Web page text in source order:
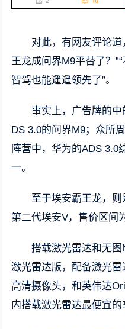
对此，有网友评论
王龙成问界M9平替了？
智驾也能遥遥领先了”。
事实上，广告牌的
DS 3.0的问界M9；众所
阵营中，华为的ADS 3.0
一。
至于埃安霸王龙，
第二代埃安V，售价区间
搭载激光雷达和无
激光雷达版，配备激光
高清摄像头，和英伟达
内搭载激光雷达最便宜的